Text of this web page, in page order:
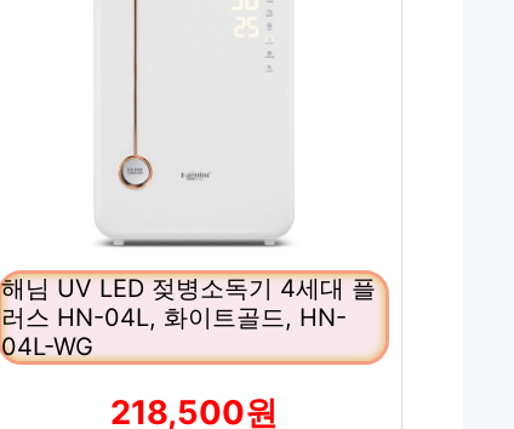
해님 UV LED 젖병소독기 4세대 플
러스 HN-04L, 화이트골드, HN-
04L-WG
218,500원